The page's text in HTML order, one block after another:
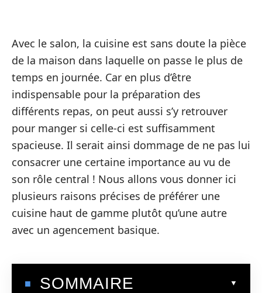
Avec le salon, la cuisine est sans doute la pièce
de la maison dans laquelle on passe le plus de
temps en journée. Car en plus d’être
indispensable pour la préparation des
différents repas, on peut aussi s’y retrouver
pour manger si celle-ci est suffisamment
spacieuse. Il serait ainsi dommage de ne pas lui
consacrer une certaine importance au vu de
son rôle central ! Nous allons vous donner ici
plusieurs raisons précises de préférer une
cuisine haut de gamme plutôt qu’une autre
avec un agencement basique.
SOMMAIRE